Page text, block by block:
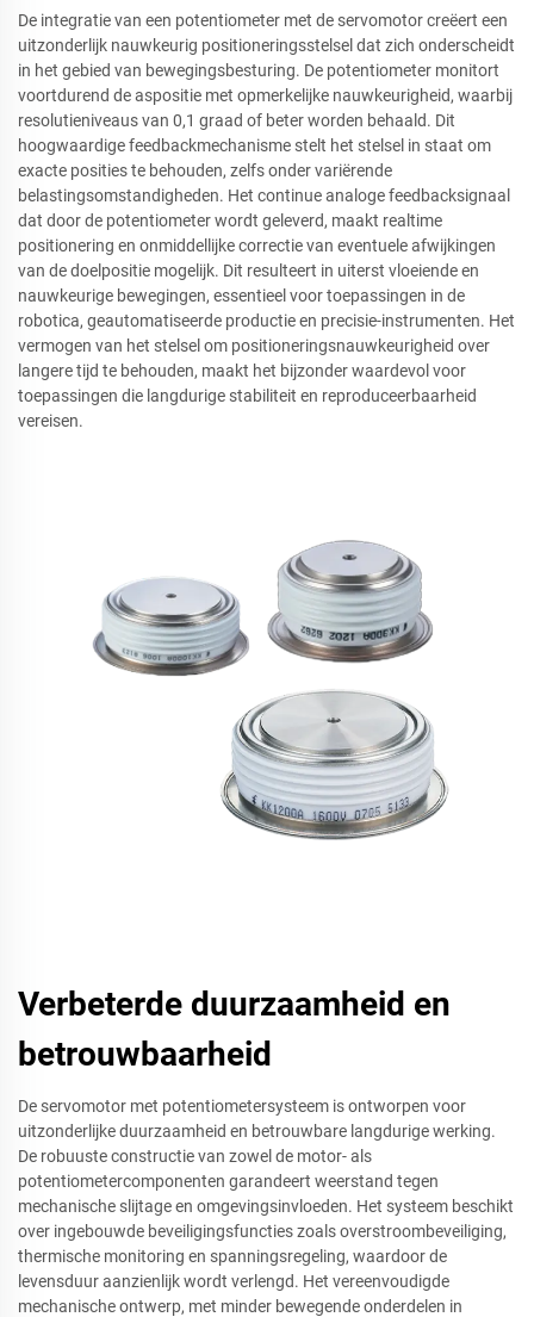
De integratie van een potentiometer met de servomotor creëert een
uitzonderlijk nauwkeurig positioneringsstelsel dat zich onderscheidt
in het gebied van bewegingsbesturing. De potentiometer monitort
voortdurend de aspositie met opmerkelijke nauwkeurigheid, waarbij
resolutieniveaus van 0,1 graad of beter worden behaald. Dit
hoogwaardige feedbackmechanisme stelt het stelsel in staat om
exacte posities te behouden, zelfs onder variërende
belastingsomstandigheden. Het continue analoge feedbacksignaal
dat door de potentiometer wordt geleverd, maakt realtime
positionering en onmiddellijke correctie van eventuele afwijkingen
van de doelpositie mogelijk. Dit resulteert in uiterst vloeiende en
nauwkeurige bewegingen, essentieel voor toepassingen in de
robotica, geautomatiseerde productie en precisie-instrumenten. Het
vermogen van het stelsel om positioneringsnauwkeurigheid over
langere tijd te behouden, maakt het bijzonder waardevol voor
toepassingen die langdurige stabiliteit en reproduceerbaarheid
vereisen.
Verbeterde duurzaamheid en
betrouwbaarheid
De servomotor met potentiometersysteem is ontworpen voor
uitzonderlijke duurzaamheid en betrouwbare langdurige werking.
De robuuste constructie van zowel de motor- als
potentiometercomponenten garandeert weerstand tegen
mechanische slijtage en omgevingsinvloeden. Het systeem beschikt
over ingebouwde beveiligingsfuncties zoals overstroombeveiliging,
thermische monitoring en spanningsregeling, waardoor de
levensduur aanzienlijk wordt verlengd. Het vereenvoudigde
mechanische ontwerp, met minder bewegende onderdelen in